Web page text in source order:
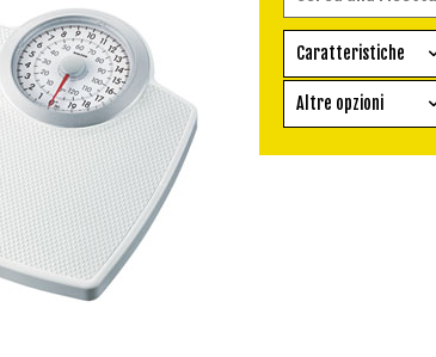
Caratteristiche
Ricetta vegetariana
Senza glutine
Altre opzioni